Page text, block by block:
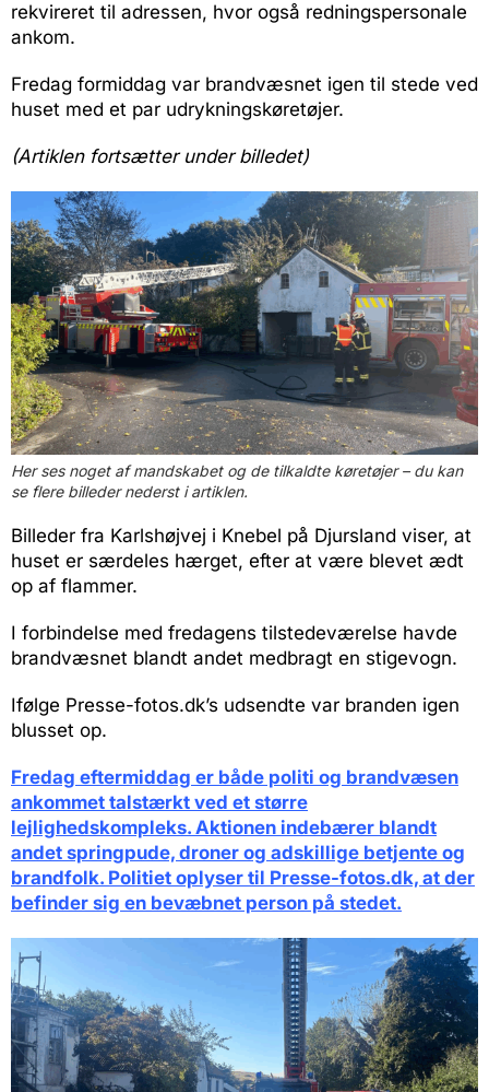
rekvireret til adressen, hvor også redningspersonale
ankom.
Fredag formiddag var brandvæsnet igen til stede ved
huset med et par udrykningskøretøjer.
(Artiklen fortsætter under billedet)
Her ses noget af mandskabet og de tilkaldte køretøjer – du kan
se flere billeder nederst i artiklen.
Billeder fra Karlshøjvej i Knebel på Djursland viser, at
huset er særdeles hærget, efter at være blevet ædt
op af flammer.
I forbindelse med fredagens tilstedeværelse havde
brandvæsnet blandt andet medbragt en stigevogn.
Ifølge Presse-fotos.dk’s udsendte var branden igen
blusset op.
Fredag eftermiddag er både politi og brandvæsen
ankommet talstærkt ved et større
lejlighedskompleks. Aktionen indebærer blandt
andet springpude, droner og adskillige betjente og
brandfolk. Politiet oplyser til Presse-fotos.dk, at der
befinder sig en bevæbnet person på stedet.